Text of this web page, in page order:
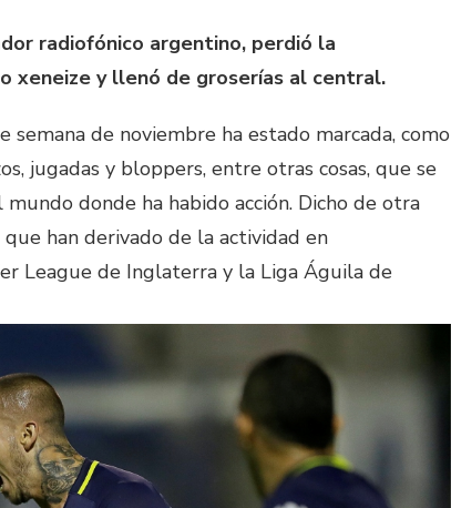
radiofónico argentino, perdió la
xeneize y llenó de groserías al central.
de noviembre ha estado marcada, como
jugadas y bloppers, entre otras cosas, que se
donde ha habido acción. Dicho de otra
han derivado de la actividad en
League de Inglaterra y la Liga Águila de